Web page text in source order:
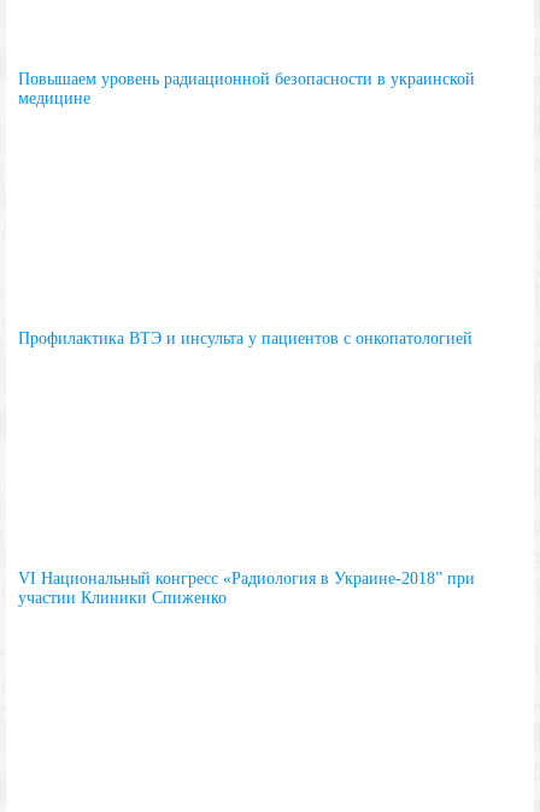
Повышаем уровень радиационной безопасности в украинской
медицине
Профилактика ВТЭ и инсульта у пациентов с онкопатологией
VI Национальный конгресс «Радиология в Украине-2018” при
участии Клиники Спиженко